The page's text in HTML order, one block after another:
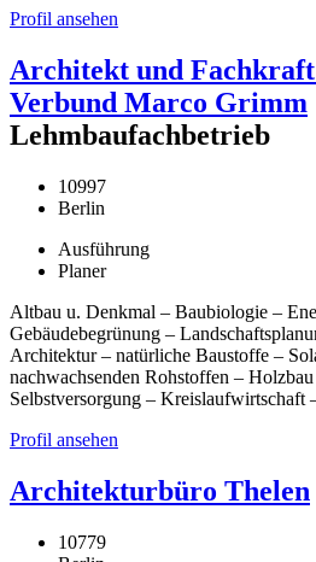
Profil ansehen
Architekt und
Verbund Marco Grimm
Lehmbaufachbetrieb
10997
Berlin
Ausführung
Planer
Altbau u. Denkmal – Baubiologie –
Gebäudebegrünung –
Architektur – natürliche Baustoffe –
nachwachsenden Rohstoffen –
Selbstversorgung – Kreislaufwirtschaft
Profil ansehen
Architekturbüro Thelen
10779